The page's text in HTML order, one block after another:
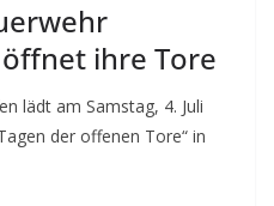
ihre Tore
lädt am Samstag, 4. Juli
der offenen Tore“ in